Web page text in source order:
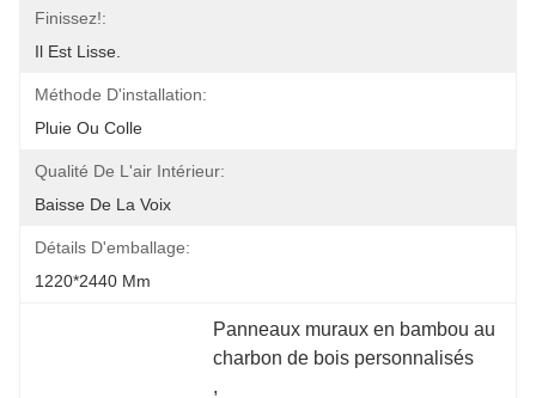
Finissez!:
Il Est Lisse.
Méthode D'installation:
Pluie Ou Colle
Qualité De L'air Intérieur:
Baisse De La Voix
Détails D'emballage:
1220*2440 Mm
Panneaux muraux en bambou au
charbon de bois personnalisés
,